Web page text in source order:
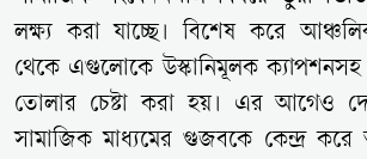
লক্ষ্য করা যাচ্ছে। বিশেষ করে
থেকে এগুলোকে উস্কানিমূলক ক্যাপশনসহ
তোলার চেষ্টা করা হয়। এর আগেও
সামাজিক মাধ্যমের গুজবকে কেন্দ্র করে